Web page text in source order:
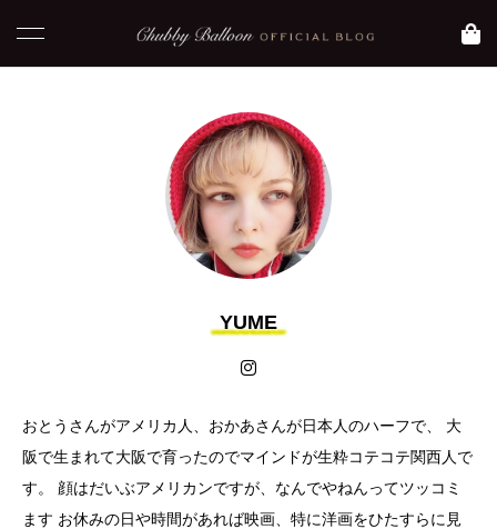
【 おすすめ映画】元
気になりたい時に観た
い映画３選
YUME
blog
【大阪 大正区】Asam
iのおすすめグルメ
ASAMI
YUME
おとうさんがアメリカ人、おかあさんが日本人のハーフで、 大
阪で生まれて大阪で育ったのでマインドが生粋コテコテ関西人で
す。 顔はだいぶアメリカンですが、なんでやねんってツッコミ
ます お休みの日や時間があれば映画、特に洋画をひたすらに見